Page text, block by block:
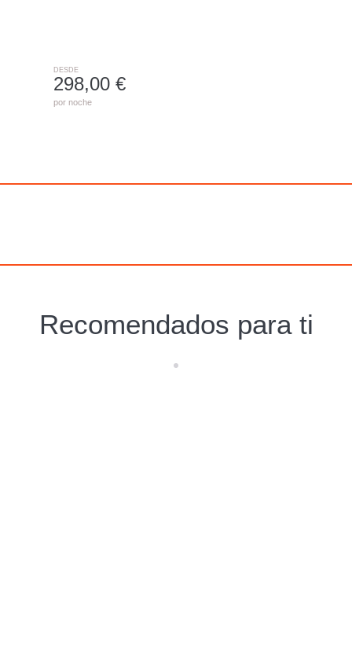
DESDE
298,00 €
por noche
Recomendados para ti